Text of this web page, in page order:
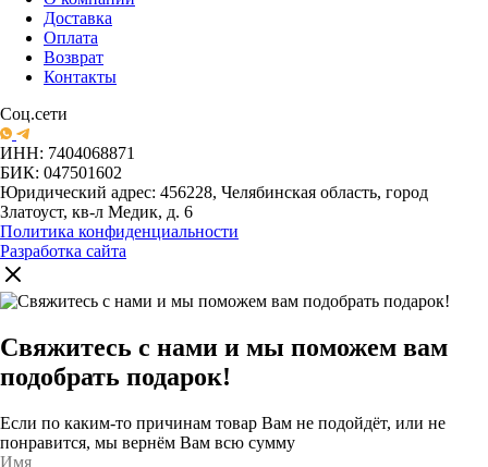
Доставка
Оплата
Возврат
Контакты
Соц.сети
ИНН: 7404068871
БИК: 047501602
Юридический адрес: 456228, Челябинская область, город
Златоуст, кв-л Медик, д. 6
Политика конфиденциальности
Разработка сайта
Свяжитесь с нами и мы поможем вам
подобрать подарок!
Если по каким-то причинам товар Вам не подойдёт, или не
понравится, мы вернём Вам всю сумму